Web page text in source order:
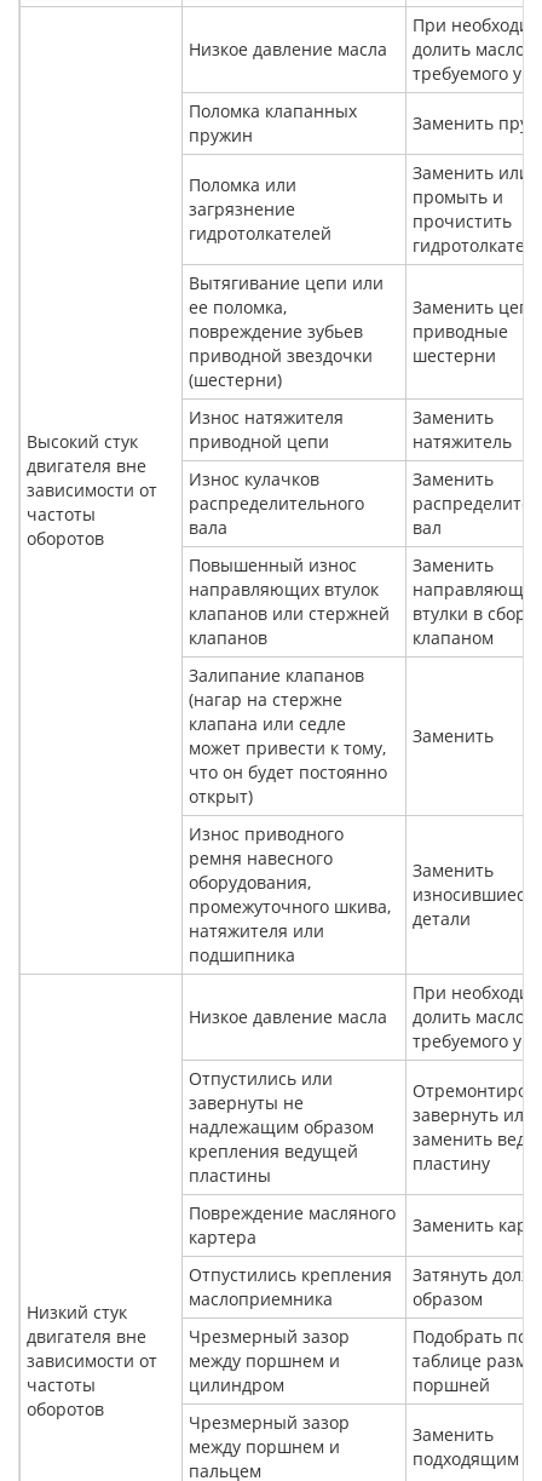
Высокий стук
двигателя вне
зависимости от
частоты
оборотов
Низкое давление масла
При
долить масло
требуемого
Поломка клапанных
пружин
Заменить
Поломка или
загрязнение
гидротолкателей
Заменить или
промыть и
прочистить
Вытягивание цепи или
ее поломка,
повреждение зубьев
приводной звездочки
(шестерни)
Заменить
приводные
шестерни
Износ натяжителя
приводной цепи
Заменить
натяжитель
Износ кулачков
распределительного
вала
Заменить
вал
Повышенный износ
направляющих втулок
клапанов или стержней
клапанов
Заменить
втулки в сборе
клапаном
Залипание клапанов
(нагар на стержне
клапана или седле
может привести к тому,
что он будет постоянно
открыт)
Заменить
Износ приводного
ремня навесного
оборудования,
промежуточного шкива,
натяжителя или
подшипника
Заменить
износившиеся
детали
Низкий стук
двигателя вне
зависимости от
частоты
оборотов
Низкое давление масла
При
долить масло
требуемого
Отпустились или
завернуты не
надлежащим образом
крепления ведущей
пластины
завернуть или
заменить
пластину
Повреждение масляного
картера
Заменить
Отпустились крепления
маслоприемника
Затянуть
образом
Чрезмерный зазор
между поршнем и
цилиндром
Подобрать по
таблице
поршней
Чрезмерный зазор
между поршнем и
пальцем
Заменить
подходящим